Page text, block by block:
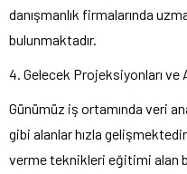
danışmanlık firmalarında
bulunmaktadır.
4. Gelecek Projeksiyonları ve
Günümüz iş ortamında veri
gibi alanlar hızla
verme teknikleri eğitimi alan